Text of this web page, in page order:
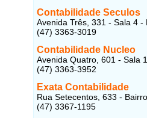
Contabilidade Seculos
Avenida Três, 331 - Sala 4
(47) 3363-3019
Contabilidade Nucleo
Avenida Quatro, 601 - Sala
(47) 3363-3952
Exata Contabilidade
Rua Setecentos, 633 -
(47) 3367-1195